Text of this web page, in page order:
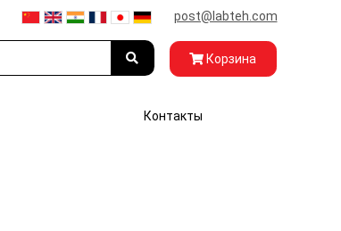
post@labteh.com
Корзина
Контакты